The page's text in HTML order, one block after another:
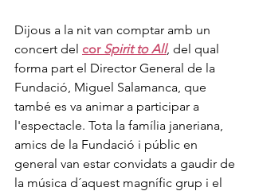
Dijous a la nit van comptar amb un
concert del cor Spirit to All, del qual
forma part el Director General de la
Fundació, Miguel Salamanca, que
també es va animar a participar a
l'espectacle. Tota la família janeriana,
amics de la Fundació i públic en
general van estar convidats a gaudir de
la música d´aquest magnífic grup i el